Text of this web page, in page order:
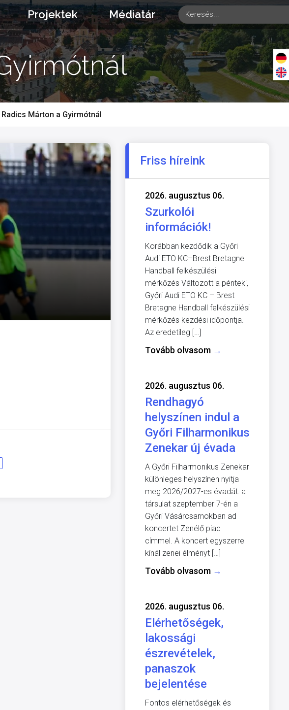
Projektek Médiatár
Radics Márton a Gyirmótnál
Friss híreink
2026. augusztus 06.
Szurkolói
információk!
Korábban kezdődik a Győri
Audi ETO KC–Brest Bretagne
Handball felkészülési
mérkőzés Változott a pénteki,
Győri Audi ETO KC – Brest
Bretagne Handball felkészülési
mérkőzés kezdési időpontja.
Az eredetileg […]
Tovább olvasom →
2026. augusztus 06.
Rendhagyó
helyszínen indul a
Győri Filharmonikus
Zenekar új évada
A Győri Filharmonikus Zenekar
különleges helyszínen nyitja
meg 2026/2027-es évadát: a
társulat szeptember 7-én a
Győri Vásárcsarnokban ad
koncertet Zenélő piac
címmel. A koncert egyszerre
kínál zenei élményt […]
Tovább olvasom →
2026. augusztus 06.
Elérhetőségek,
lakossági
észrevételek,
panaszok
bejelentése
Fontos elérhetőségek és